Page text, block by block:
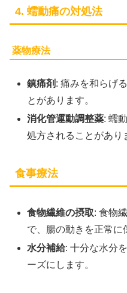
4. 蠕動痛の対処法
薬物療法
鎮痛剤 : 痛みを和らげ
とがあります。
消化管運動調整薬: 蠕
処方されることがあり
食事療法
食物繊維の摂取: 食物
で、腸の動きを正常に
水分補給: 十分な水分
ーズにします。